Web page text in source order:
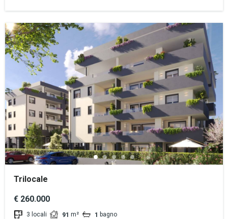
Trilocale
€ 260.000
3 locali 91 m² 1 bagno